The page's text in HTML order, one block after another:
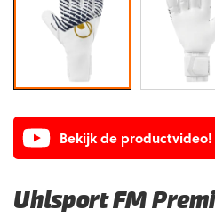
Bekijk de productvideo!
Uhlsport FM